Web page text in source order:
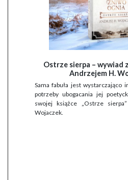
Ostrze sierpa – wywiad
Andrzejem H.
Sama fabuła jest wystarczająco
potrzeby ubogacania jej
swojej książce „Ostrze
Wojaczek.